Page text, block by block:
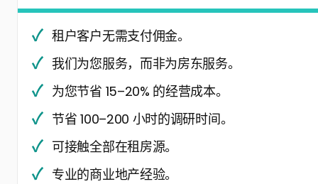
租户客户无需支付佣金。
我们为您服务，而非为房东服务。
为您节省 15–20% 的经营成本。
节省 100–200 小时的调研时间。
可接触全部在租房源。
专业的商业地产经验。